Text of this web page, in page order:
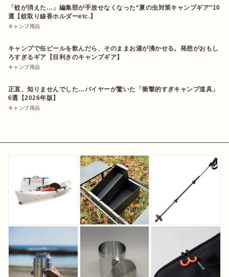
「蚊が消えた…」編集部が手放せなくなった“夏の虫対策キャンプギア”10
選【蚊取り線香ホルダーetc.】
キャンプ用品
キャンプで缶ビールを飲んだら、そのままお湯が沸かせる。発想がおもし
ろすぎるギア【目利きのキャンプギア】
キャンプ用品
正直、知りませんでした…バイヤーが驚いた「衝撃的すぎキャンプ道具」
6選【2026年版】
キャンプ用品